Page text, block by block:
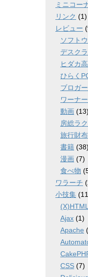
ミニコー
リンク (1)
レビュー
ソフト
デスク
ヒダカ
ひらく
ブロガ
ワーナ
動画 (13)
房総ラ
旅行財布
書籍 (38)
漫画 (7)
食べ物
ワラーチ
小技集
(X)HTML
Ajax (1)
Apache
CSS (7)